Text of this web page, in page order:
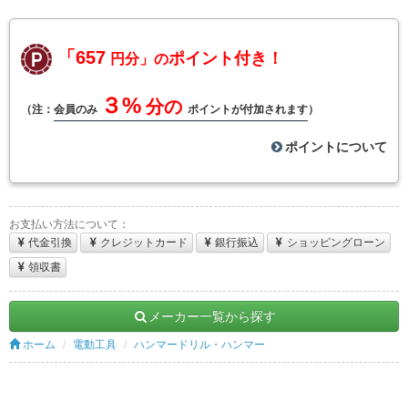
「657 円分」のポイント付き！
（注： 会員のみ ３% 分の ポイントが付加されます）
ポイントについて
お支払い方法について：
代金引換
クレジットカード 銀行振込
ショッピングローン
領収書
メーカー一覧から探す
ホーム 電動工具 ハンマードリル・ハンマー